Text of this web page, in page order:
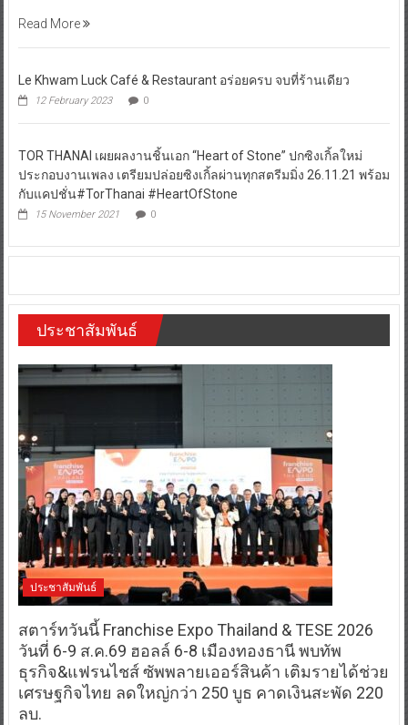
Read More
Le Khwam Luck Café & Restaurant อร่อยครบ จบที่ร้านเดียว
12 February 2023 0
TOR THANAI เผยผลงานชิ้นเอก “Heart of Stone” ปกซิงเกิ้ลใหม่
ประกอบงานเพลง เตรียมปล่อยซิงเกิ้ลผ่านทุกสตรีมมิ่ง 26.11.21 พร้อม
กับแคปชั่น#TorThanai #HeartOfStone
15 November 2021 0
ประชาสัมพันธ์
ประชาสัมพันธ์
สตาร์ทวันนี้ Franchise Expo Thailand & TESE 2026
วันที่ 6-9 ส.ค.69 ฮอลล์ 6-8 เมืองทองธานี พบทัพ
ธุรกิจ&แฟรนไชส์ ซัพพลายเออร์สินค้า เติมรายได้ช่วย
เศรษฐกิจไทย ลดใหญ่กว่า 250 บูธ คาดเงินสะพัด 220
ลบ.